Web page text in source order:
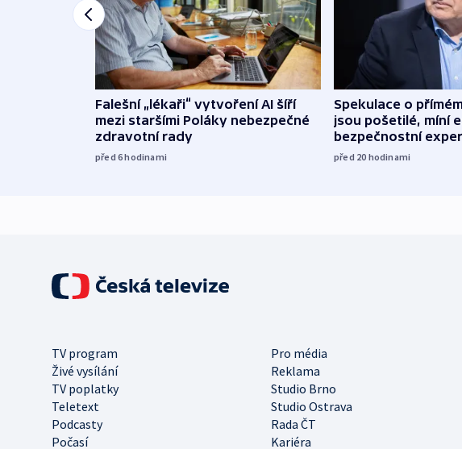
Falešní „lékaři“ vytvoření AI šíří
mezi staršími Poláky nebezpečné
zdravotní rady
před 6hodinami
Spekulace o
jsou pošetilé, míní
bezpečnostní
před 20 hodinami
TV program
Pro média
Živé vysílání
Reklama
TV poplatky
Studio Brno
Teletext
Studio Ostrava
Podcasty
Rada ČT
Počasí
Kariéra